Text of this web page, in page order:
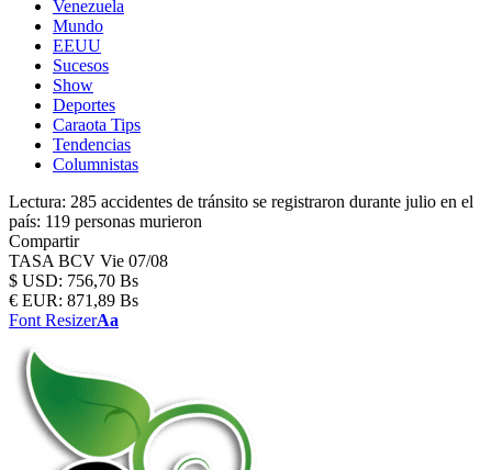
Venezuela
Mundo
EEUU
Sucesos
Show
Deportes
Caraota Tips
Tendencias
Columnistas
Lectura: 285 accidentes de tránsito se registraron durante julio en el
país: 119 personas murieron
Compartir
TASA BCV Vie 07/08
$ USD: 756,70 Bs
€ EUR: 871,89 Bs
Font ResizerAa